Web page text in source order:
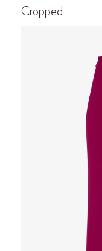
Cropped